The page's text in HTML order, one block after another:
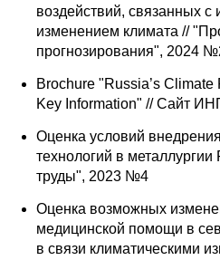
воздействий, связанных с
изменением климата //
прогнозирования", 2024
Brochure "Russia’s
Key Information" // Сайт
Оценка условий
технологий в
труды", 2023 №4
Оценка возможных
медицинской помощи в
в связи климатическими